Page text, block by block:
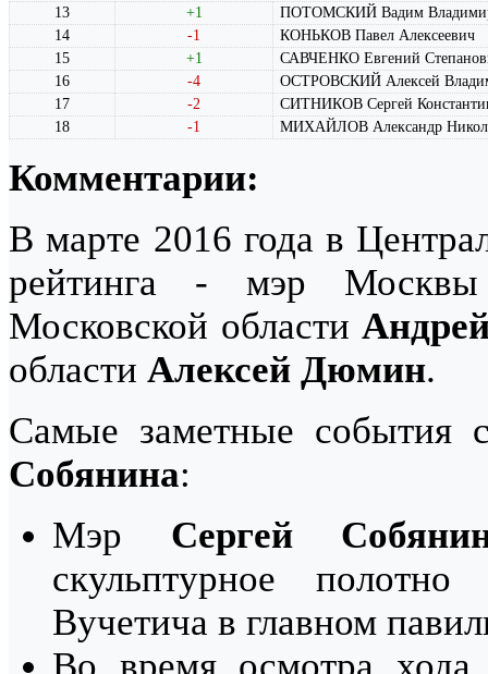
13
+1
ПОТОМСКИЙ Вадим
14
-1
КОНЬКОВ Павел Алексеевич
15
+1
САВЧЕНКО Евгений
16
-4
ОСТРОВСКИЙ Алексей
17
-2
СИТНИКОВ Сергей
18
-1 МИХАЙЛОВ Александр
Комментарии:
В марте 2016 года в
рейтинга - мэр
Московской области
области Алексей Дюмин.
Самые заметные
Собянина:
Мэр Сергей
скульптурное
Вучетича в главном